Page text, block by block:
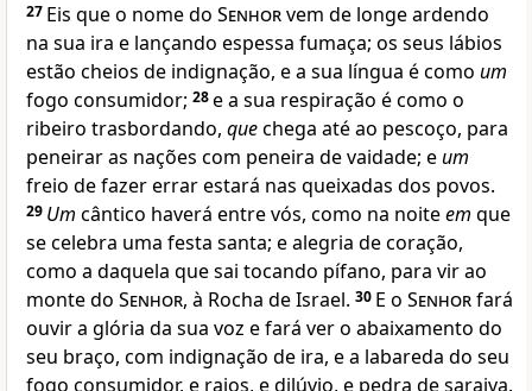
27 Eis que o nome do Senhorvem de longe ardendo
na sua ira e lançando espessa fumaça; os seus lábios
estão cheios de indignação, e a sua língua é como um
fogo consumidor; 28e a sua respiração é como o
ribeiro trasbordando, quechega até ao pescoço, para
peneirar as nações com peneira de vaidade; eum
freio de fazer errar estará nas queixadas dos povos.
29 Um cântico haverá entre vós, como na noiteem que
se celebra uma festa santa; e alegria de coração,
como a daquela que sai tocando pífano, para vir ao
monte do Senhor, à Rocha de Israel. 30 E o Senhorfará
ouvir a glória da sua voz e fará ver o abaixamento do
seu braço, com indignação de ira, e a labareda do seu
fogo consumidor, e raios, e dilúvio, e pedra de saraiva.